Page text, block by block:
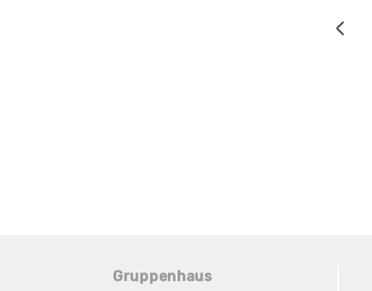
Gruppenhaus